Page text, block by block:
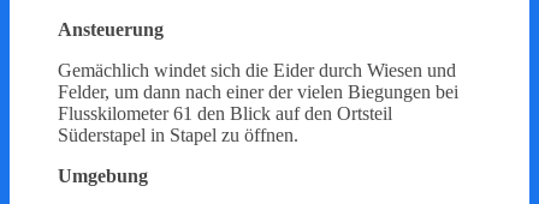
Ansteuerung
Gemächlich windet sich die Eider durch Wiesen und
Felder, um dann nach einer der vielen Biegungen bei
Flusskilometer 61 den Blick auf den Ortsteil
Süderstapel in Stapel zu öffnen.
Umgebung